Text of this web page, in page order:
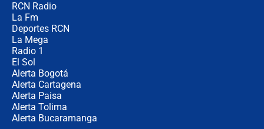
RCN Radio
La Fm
Deportes RCN
La Mega
Radio 1
El Sol
Alerta Bogotá
Alerta Cartagena
Alerta Paisa
Alerta Tolima
Alerta Bucaramanga